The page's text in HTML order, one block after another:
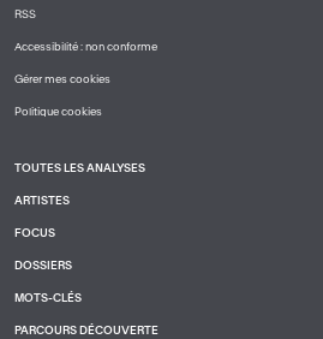
RSS
Accessibilité : non conforme
Gérer mes cookies
Politique cookies
DE
PAGE
2
TOUTES LES ANALYSES
ARTISTES
FOCUS
DOSSIERS
MOTS-CLÉS
PARCOURS DÉCOUVERTE